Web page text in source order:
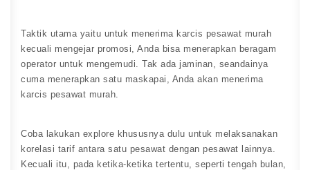
Taktik utama yaitu untuk menerima karcis pesawat murah
kecuali mengejar promosi, Anda bisa menerapkan beragam
operator untuk mengemudi. Tak ada jaminan, seandainya
cuma menerapkan satu maskapai, Anda akan menerima
karcis pesawat murah.
Coba lakukan explore khususnya dulu untuk melaksanakan
korelasi tarif antara satu pesawat dengan pesawat lainnya.
Kecuali itu, pada ketika-ketika tertentu, seperti tengah bulan,